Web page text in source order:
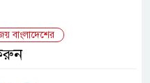
বাংলাদেশের